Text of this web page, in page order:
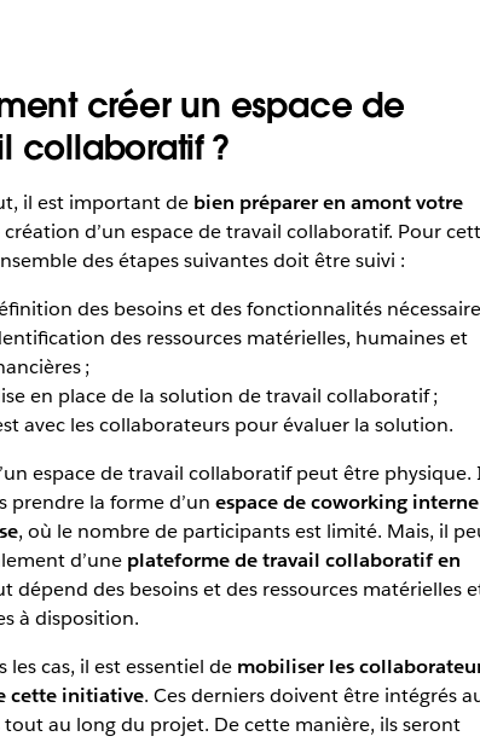
créer un espace de
collaboratif ?
il est important debien préparer en amont votre
création d’un espace de travail collaboratif. Pour
des étapes suivantes doit être suivi :
des besoins et des fonctionnalités
des ressources matérielles, humaines et
;
en place de la solution de travail collaboratif ;
avec les collaborateurs pour évaluer la solution.
espace de travail collaboratif peut être physique.
prendre la forme d’un espace de coworking
, où le nombre de participants est limité. Mais, il
d’uneplateforme de travail collaboratif en
dépend des besoins et des ressources matérielles
à disposition.
les cas, il est essentiel demobiliser les
cette initiative. Ces derniers doivent être intégrés
tout au long du projet. De cette manière, ils seront